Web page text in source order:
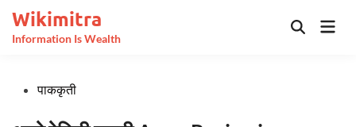
content
Wikimitra
Information Is Wealth
Open
Postedपाककृती